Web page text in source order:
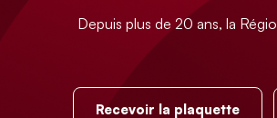
Depuis plus de 20 ans, la
Recevoir la plaquette